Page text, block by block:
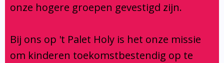
Contact
Verbouwing
Brugfunctionaris
onze hogere groepen gevestigd zijn.
Bij ons op 't Palet Holy is het onze missie
om kinderen toekomstbestendig op te